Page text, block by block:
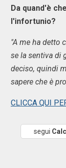
Da quand'è
l'infortunio?
"A me ha detto
se la sentiva di
deciso, quindi
sapere che è
CLICCA QUI
segui